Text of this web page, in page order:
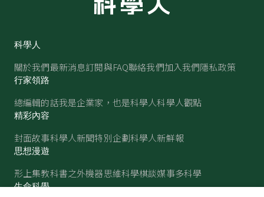
科學人
關於我們最新消息訂閱與FAQ聯絡我們加入我們隱私政策
行家領路
總編輯的話我是企業家，也是科學人科學人觀點
精彩內容
封面故事科學人新聞特別企劃科學人新鮮報
思想漫遊
形上集教科書之外機器思維科學棋談媒事多科學
生命科學